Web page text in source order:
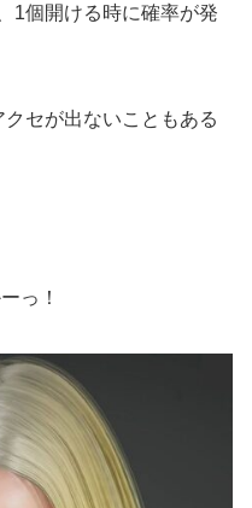
1個開ける時に確率が発
セが出ないこともある
っ！